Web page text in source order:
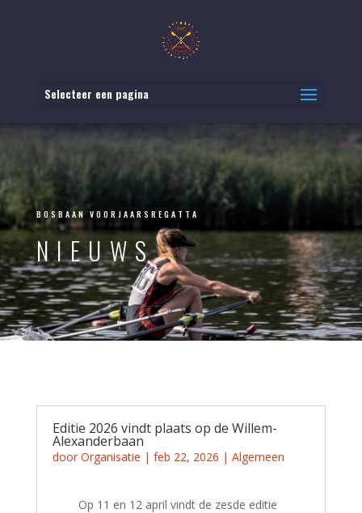
Selecteer een pagina
BOSBAAN VOORJAARSREGATTA
NIEUWS
Editie 2026 vindt plaats op de Willem-
Alexanderbaan
door Organisatie | feb 22, 2026 | Algemeen
Op 11 en 12 april vindt de zesde editie